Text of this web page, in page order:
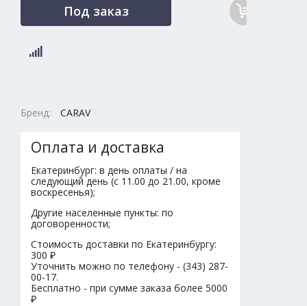
Под заказ
Бренд: CARAV
Оплата и доставка
Екатеринбург: в день оплаты / на
следующий день (с 11.00 до 21.00, кроме
воскресенья);
Другие населенные пункты: по
договоренности;
Стоимость доставки по Екатеринбургу:
300 ₽
Уточнить можно по телефону - (343) 287-
00-17.
Бесплатно - при сумме заказа более 5000
₽